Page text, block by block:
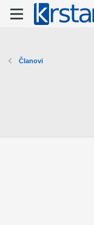
Članovi